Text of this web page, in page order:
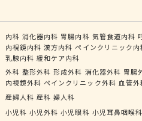
内科 消化器内科 胃腸内科 気管食道内科
内視鏡内科 漢方内科 ペインクリニック内
乳腺内科 緩和ケア内科
外科 整形外科 形成外科 消化器外科 胃腸
内視鏡外科 ペインクリニック外科 血管外
産婦人科 産科 婦人科
小児科 小児外科 小児眼科 小児耳鼻咽喉科